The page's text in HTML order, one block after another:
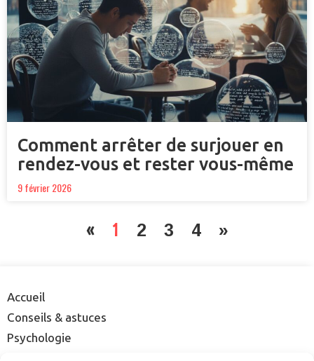
Comment arrêter de surjouer en
rendez-vous et rester vous-même
9 février 2026
« 1 2 3 4 »
Accueil
Conseils & astuces
Psychologie